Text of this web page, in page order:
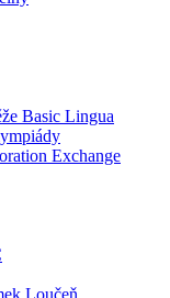
Basic Lingua
Exchange